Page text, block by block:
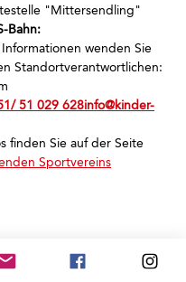
Bahn:
wenden Sie
Standortverantwortlichen:
51 029 628info@kinder-
finden Sie auf der Seite
Sportvereins